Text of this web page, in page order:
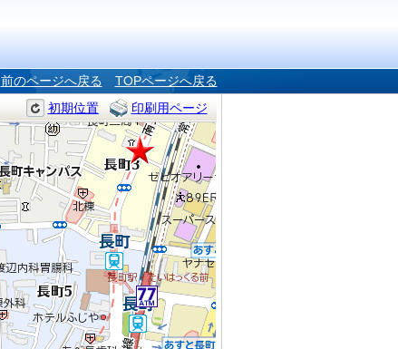
前のページへ戻る TOPページへ戻る
初期位置 印刷用ページ